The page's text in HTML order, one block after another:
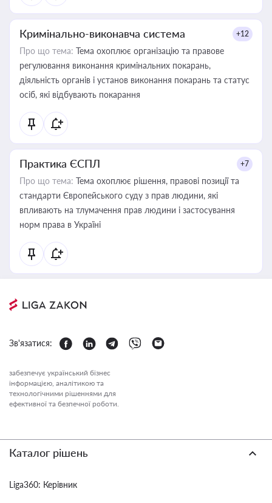
Кримінально-виконавча система +12
Про що тема: Тема охоплює організацію та правове
регулювання виконання кримінальних покарань,
діяльність органів і установ виконання покарань та статус
осіб, які відбувають покарання
Практика ЄСПЛ +7
Про що тема: Тема охоплює рішення, правові позиції та
стандарти Європейського суду з прав людини, які
впливають на тлумачення прав людини і застосування
норм права в Україні
Зв'язатися:
забезпечує український бізнес
інформацією, аналітикою та
технологічними рішеннями для
ефективної та безпечної роботи.
Каталог рішень
Liga360: Керівник